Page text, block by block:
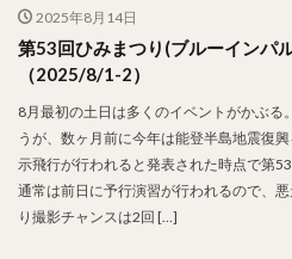
2025年8月14日
第53回ひみまつり(ブルーインパ
（2025/8/1-2）
8月最初の土日は多くのイベントがかぶる
うが、数ヶ月前に今年は能登半島地震復
示飛行が行われると発表された時点で第
通常は前日に予行演習が行われるので、
り撮影チャンスは2回 […]